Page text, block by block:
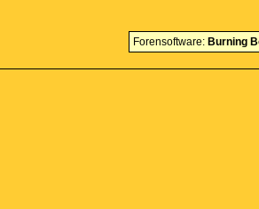
Forensoftware: Burning